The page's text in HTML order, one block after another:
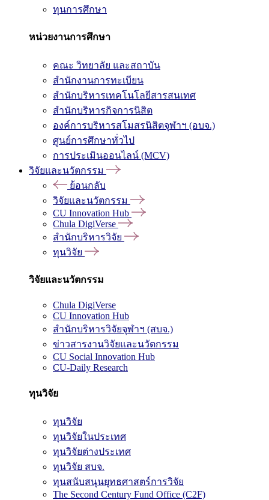
ทุนการศึกษา
หน่วยงานการศึกษา
คณะ วิทยาลัย และสถาบัน
สำนักงานการทะเบียน
สำนักบริหารเทคโนโลยีสารสนเทศ
สำนักบริหารกิจการนิสิต
องค์การบริหารสโมสรนิสิตจุฬาฯ (อบจ.)
ศูนย์การศึกษาทั่วไป
การประเมินออนไลน์ (MCV)
วิจัยและนวัตกรรม
ย้อนกลับ
วิจัยและนวัตกรรม
CU Innovation Hub
Chula DigiVerse
สำนักบริหารวิจัย
ทุนวิจัย
วิจัยและนวัตกรรม
Chula DigiVerse
CU Innovation Hub
สำนักบริหารวิจัยจุฬาฯ (สบจ.)
ข่าวสารงานวิจัยและนวัตกรรม
CU Social Innovation Hub
CU-Daily Research
ทุนวิจัย
ทุนวิจัย
ทุนวิจัยในประเทศ
ทุนวิจัยต่างประเทศ
ทุนวิจัย สบจ.
ทุนสนับสนุนยุทธศาสตร์การวิจัย
The Second Century Fund Office (C2F)